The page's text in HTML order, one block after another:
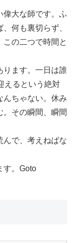
偉大な師です。ふ
何も裏切らず、
の二つで時間と
ります。一日は誰
えるという絶対
んちゃない。休み
。その瞬間、瞬間
んで、考えねばな
す。Goto